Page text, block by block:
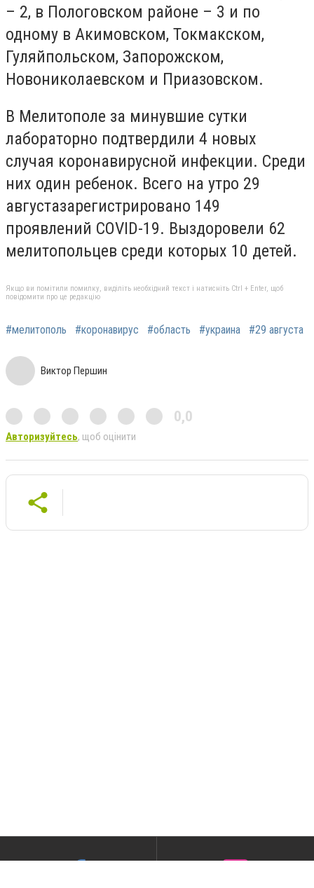
– 2, в Пологовском районе – 3 и по
одному в Акимовском, Токмакском,
Гуляйпольском, Запорожском,
Новониколаевском и Приазовском.
В Мелитополе за минувшие сутки
лабораторно подтвердили 4 новых
случая коронавирусной инфекции. Среди
них один ребенок. Всего на утро 29
августазарегистрировано 149
проявлений COVID-19. Выздоровели 62
мелитопольцев среди которых 10 детей.
Якщо ви помітили помилку, виділіть необхідний текст і натисніть Ctrl + Enter, щоб
повідомити про це редакцію
#мелитополь #коронавирус #область #украина #29 августа
Виктор Першин
0,0
Авторизуйтесь, щоб оцінити